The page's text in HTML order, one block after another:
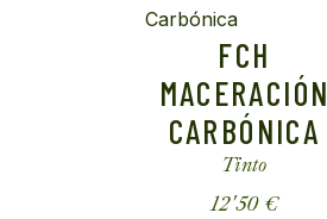
FCH
MACERACIÓN
CARBÓNICA
Tinto
12'50 €